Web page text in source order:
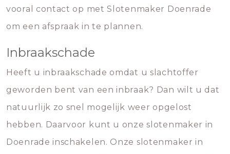
vooral contact op met Slotenmaker Doenrade
om een afspraak in te plannen.
Inbraakschade
Heeft u inbraakschade omdat u slachtoffer
geworden bent van een inbraak? Dan wilt u dat
natuurlijk zo snel mogelijk weer opgelost
hebben. Daarvoor kunt u onze slotenmaker in
Doenrade inschakelen. Onze slotenmaker in